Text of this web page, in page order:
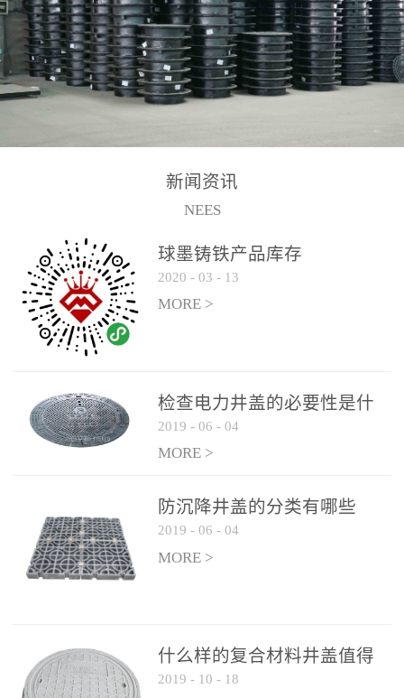
新闻资讯
NEES
球墨铸铁产品库存
2020 - 03 - 13
MORE >
检查电力井盖的必要性是什
么？
2019 - 06 - 04
MORE >
防沉降井盖的分类有哪些
2019 - 06 - 04
MORE >
什么样的复合材料井盖值得
选择和使用
2019 - 10 - 18